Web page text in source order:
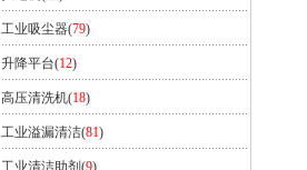
工业吸尘器(79)
升降平台(12)
高压清洗机(18)
工业溢漏清洁(81)
工业清洁助剂(9)